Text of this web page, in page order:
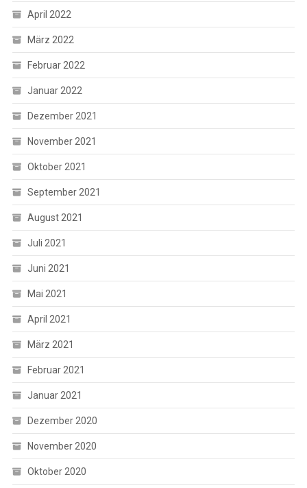
April 2022
März 2022
Februar 2022
Januar 2022
Dezember 2021
November 2021
Oktober 2021
September 2021
August 2021
Juli 2021
Juni 2021
Mai 2021
April 2021
März 2021
Februar 2021
Januar 2021
Dezember 2020
November 2020
Oktober 2020